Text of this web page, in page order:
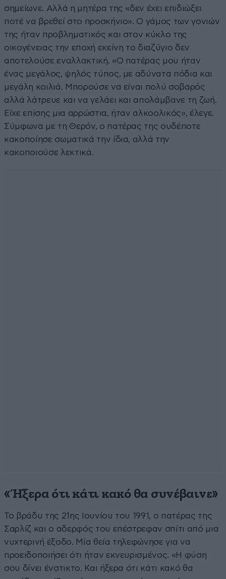
σημείωνε. Αλλά η μητέρα της «δεν έχει επιδιώξει
ποτέ να βρεθεί στο προσκήνιο». Ο γάμος των γονιών
της ήταν προβληματικός και στον κύκλο της
οικογένειας την εποχή εκείνη το διαζύγιο δεν
αποτελούσε εναλλακτική. «Ο πατέρας μου ήταν
ένας μεγάλος, ψηλός τύπος, με αδύνατα πόδια και
μεγάλη κοιλιά. Μπορούσε να είναι πολύ σοβαρός
αλλά λάτρευε και να γελάει και απολάμβανε τη ζωή.
Είχε επίσης μια αρρώστια, ήταν αλκοολικός», έλεγε.
Σύμφωνα με τη Θερόν, ο πατέρας της ουδέποτε
κακοποίησε σωματικά την ίδια, αλλά την
κακοποιούσε λεκτικά.
«Ήξερα ότι κάτι κακό θα συνέβαινε»
Το βράδυ της 21ης Ιουνίου του 1991, ο πατέρας της
Σαρλίζ και ο αδερφός του επέστρεφαν σπίτι από μια
νυχτερινή έξοδο. Μία θεία τηλεφώνησε για να
προειδοποιήσει ότι ήταν εκνευρισμένος. «Η φύση
σου δίνει ένστικτο. Και ήξερα ότι κάτι κακό θα